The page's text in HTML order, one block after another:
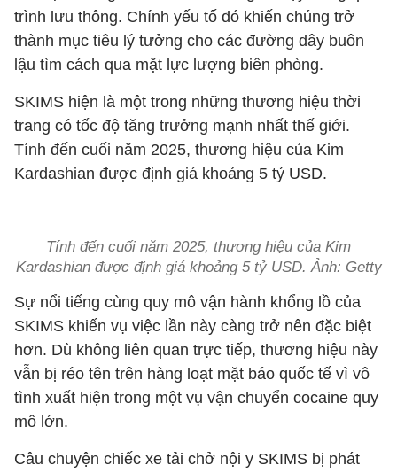
trình lưu thông. Chính yếu tố đó khiến chúng trở
thành mục tiêu lý tưởng cho các đường dây buôn
lậu tìm cách qua mặt lực lượng biên phòng.
SKIMS hiện là một trong những thương hiệu thời
trang có tốc độ tăng trưởng mạnh nhất thế giới.
Tính đến cuối năm 2025, thương hiệu của Kim
Kardashian được định giá khoảng 5 tỷ USD.
Tính đến cuối năm 2025, thương hiệu của Kim
Kardashian được định giá khoảng 5 tỷ USD. Ảnh: Getty
Sự nổi tiếng cùng quy mô vận hành khổng lồ của
SKIMS khiến vụ việc lần này càng trở nên đặc biệt
hơn. Dù không liên quan trực tiếp, thương hiệu này
vẫn bị réo tên trên hàng loạt mặt báo quốc tế vì vô
tình xuất hiện trong một vụ vận chuyển cocaine quy
mô lớn.
Câu chuyện chiếc xe tải chở nội y SKIMS bị phát